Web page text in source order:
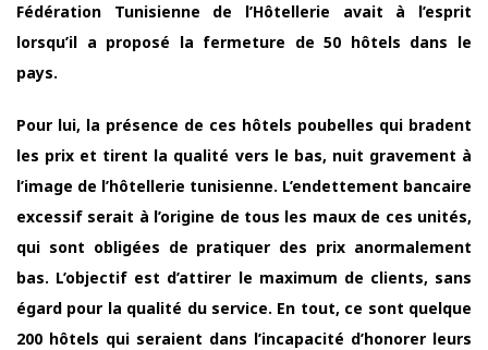
Fédération Tunisienne de l’Hôtellerie avait à l’esprit
lorsqu’il a proposé la fermeture de 50 hôtels dans le
pays.
Pour lui, la présence de ces hôtels poubelles qui bradent
les prix et tirent la qualité vers le bas, nuit gravement à
l’image de l’hôtellerie tunisienne. L’endettement bancaire
excessif serait à l’origine de tous les maux de ces unités,
qui sont obligées de pratiquer des prix anormalement
bas. L’objectif est d’attirer le maximum de clients, sans
égard pour la qualité du service. En tout, ce sont quelque
200 hôtels qui seraient dans l’incapacité d’honorer leurs